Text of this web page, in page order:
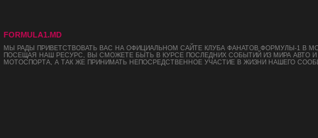
FORMULA1.MD
МЫ РАДЫ ПРИВЕТСТВОВАТЬ ВАС НА ОФИЦИАЛЬНОМ САЙТЕ КЛУБА ФАНАТОВ ФОРМУЛЫ-1 В
ПОСЕЩАЯ НАШ РЕСУРС, ВЫ СМОЖЕТЕ БЫТЬ В КУРСЕ ПОСЛЕДНИХ СОБЫТИЙ ИЗ МИРА АВТО И
МОТОСПОРТА, А ТАК ЖЕ ПРИНИМАТЬ НЕПОСРЕДСТВЕННОЕ УЧАСТИЕ В ЖИЗНИ НАШЕГО